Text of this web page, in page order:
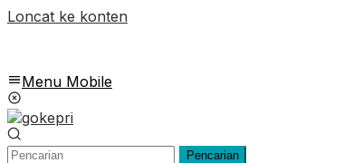
Loncat ke konten
Menu Mobile
Pencarian